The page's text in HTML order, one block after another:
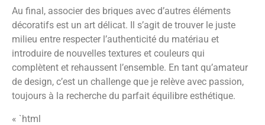
Au final, associer des briques avec d’autres éléments
décoratifs est un art délicat. Il s’agit de trouver le juste
milieu entre respecter l’authenticité du matériau et
introduire de nouvelles textures et couleurs qui
complètent et rehaussent l’ensemble. En tant qu’amateur
de design, c’est un challenge que je relève avec passion,
toujours à la recherche du parfait équilibre esthétique.
« `html